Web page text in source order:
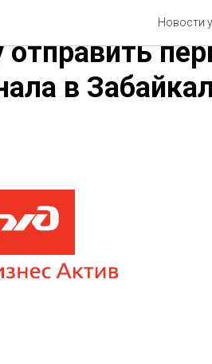
Новости
Сараев:
отправить
в